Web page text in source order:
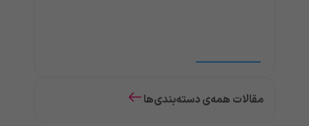
مقالات همه‌ی دسته‌بندی‌ها